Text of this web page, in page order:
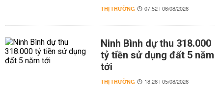
THỊ TRƯỜNG 07:52 | 06/08/2026
Ninh Bình dự thu 318.000
tỷ tiền sử dụng đất 5 năm
tới
THỊ TRƯỜNG 18:26 | 05/08/2026